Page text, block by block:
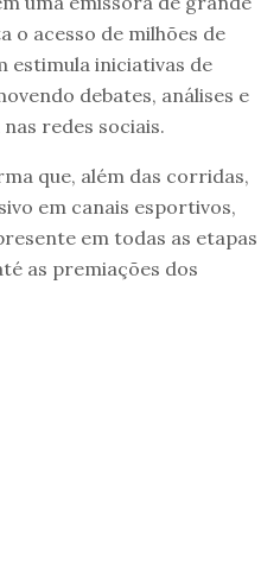
o acesso de milhões de
estimula iniciativas de
debates, análises e
redes sociais.
que, além das corridas,
em canais esportivos,
em todas as etapas
as premiações dos